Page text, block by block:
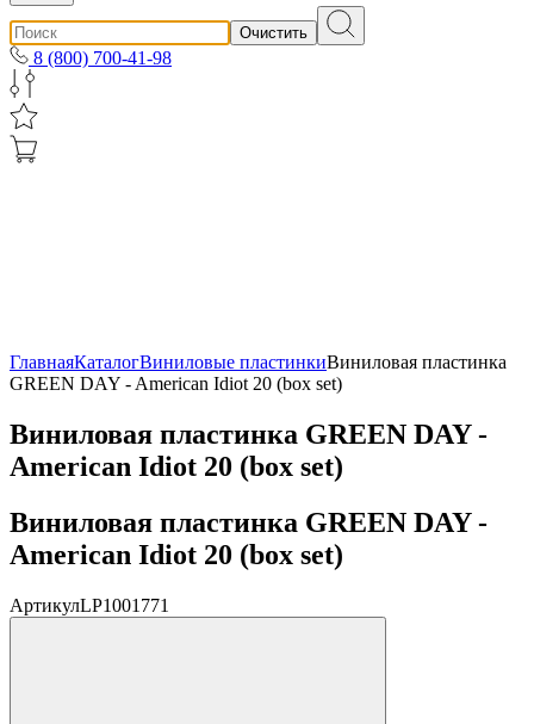
Очистить
8 (800) 700-41-98
ГлавнаяКаталогВиниловые пластинкиВиниловая пластинка
GREEN DAY - American Idiot 20 (box set)
Виниловая пластинка GREEN DAY -
American Idiot 20 (box set)
Виниловая пластинка GREEN DAY -
American Idiot 20 (box set)
АртикулLP1001771